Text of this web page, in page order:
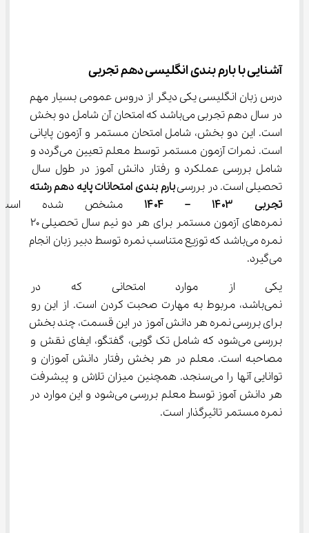
آشنایی با بارم بندی انگلیسی دهم تجربی
درس زبان انگلیسی یکی دیگر از دروس عمومی بسیار مهم
در سال دهم تجربی می‌باشد که امتحان آن شامل دو بخش
است. این دو بخش، شامل امتحان مستمر و آزمون پایانی
است. نمرات آزمون مستمر توسط معلم تعیین می‌گردد و
شامل بررسی عملکرد و رفتار دانش آموز در طول سال
تحصیلی است. در بررسی بارم‌ بندی امتحانات
پایه دهم رشته
تجربی
۱۴۰۳ – ۱۴۰۴
مشخص شده است
نمره می‌باشد که توزیع متناسب نمره توسط دبیر زبان انجام
می‌گیرد.
یکی از موارد امتحانی که در
نمی‌باشد، مربوط به مهارت صحبت کردن است. از این رو
برای بررسی نمره هر دانش آموز در این قسمت، چند بخش
بررسی می‌شود که شامل تک گویی، گفتگو، ایفای نقش و
مصاحبه است. معلم در هر بخش رفتار دانش آموزان و
توانایی آنها را می‌سنجد. همچنین میزان تلاش و پیشرفت
هر دانش آموز توسط معلم بررسی می‌شود و این موارد در
نمره مستمر تاثیرگذار است.